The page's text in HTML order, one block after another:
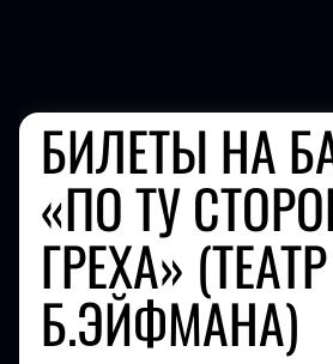
БИЛЕТЫ НА
«ПО ТУ
ГРЕХА»
Б.ЭЙФМАНА)